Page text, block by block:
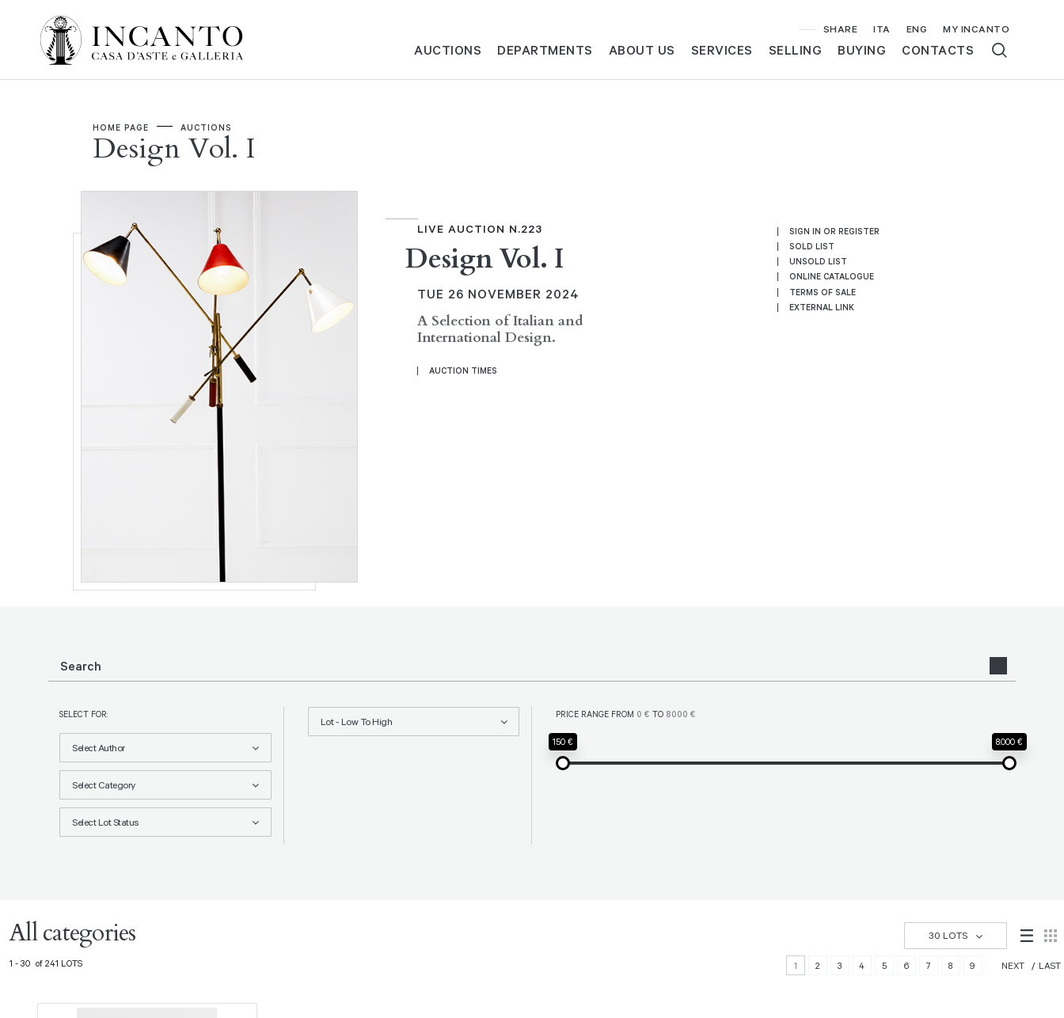
SHARE ITA ENG MY INCANTO
AUCTIONS DEPARTMENTS ABOUT US SERVICES SELLING BUYING CONTACTS
HOME PAGE AUCTIONS
Design Vol. I
LIVE AUCTION N.223
Design Vol. I
TUE 26 NOVEMBER 2024
A Selection of Italian and
International Design.
AUCTION TIMES
SIGN IN OR REGISTER
SOLD LIST
UNSOLD LIST
ONLINE CATALOGUE
TERMS OF SALE
EXTERNAL LINK
SELECT FOR:
Select Author
Select Category
Select Lot Status
PRICE RANGE FROM 0 € TO 8000 €
150 € 8.000 €
Lot - Low To High
All categories 30 LOTS
1 - 30 of 241 LOTS 1 2 3 4 5 6 7 8 9 NEXT LAST